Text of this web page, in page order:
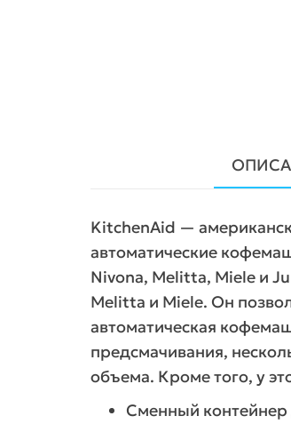
KitchenAid —
автоматические
Nivona, Melitta, Miele и
Melitta и Miele. Он
автоматическая
предсмачивания,
объема. Кроме того, у
Сменный контейнер